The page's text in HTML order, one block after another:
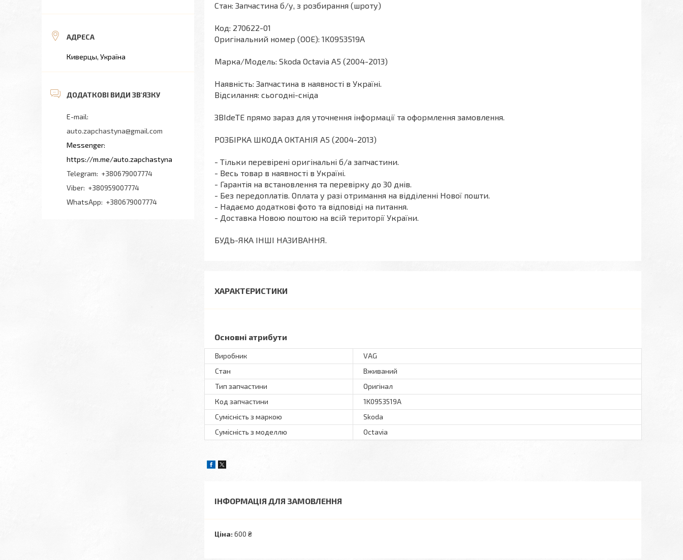
Стан: Запчастина б/у, з розбирання (шроту)
Код: 270622-01
Оригінальний номер (ООЕ): 1K0953519A
Марка/Модель: Skoda Octavia A5 (2004-2013)
Наявність: Запчастина в наявності в Україні.
Відсилання: сьогодні-сніда
ЗВІdeТЕ прямо зараз для уточнення інформації та оформлення замовлення.
РОЗБІРКА ШКОДА ОКТАНІЯ A5 (2004-2013)
- Тільки перевірені оригінальні б/а запчастини.
- Весь товар в наявності в Україні.
- Гарантія на встановлення та перевірку до 30 днів.
- Без передоплатів. Оплата у разі отримання на відділенні Нової пошти.
- Надаємо додаткові фото та відповіді на питання.
- Доставка Новою поштою на всій території України.
БУДЬ-ЯКА ІНШІ НАЗИВАННЯ.
ХАРАКТЕРИСТИКИ
Основні атрибути
Виробник
VAG
Стан
Вживаний
Тип запчастини
Оригінал
Код запчастини
1K0953519A
Сумісність з маркою
Skoda
Сумісність з моделлю
Octavia
ІНФОРМАЦІЯ ДЛЯ ЗАМОВЛЕННЯ
Ціна: 600 ₴
Киверцы, Україна
auto.zapchastyna@gmail.com
https://m.me/auto.zapchastyna
+380679007774
+380959007774
+380679007774